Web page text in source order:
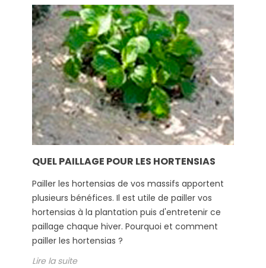
QUEL PAILLAGE POUR LES HORTENSIAS
Pailler les hortensias de vos massifs apportent
plusieurs bénéfices. Il est utile de pailler vos
hortensias à la plantation puis d'entretenir ce
paillage chaque hiver. Pourquoi et comment
pailler les hortensias ?
Lire la suite